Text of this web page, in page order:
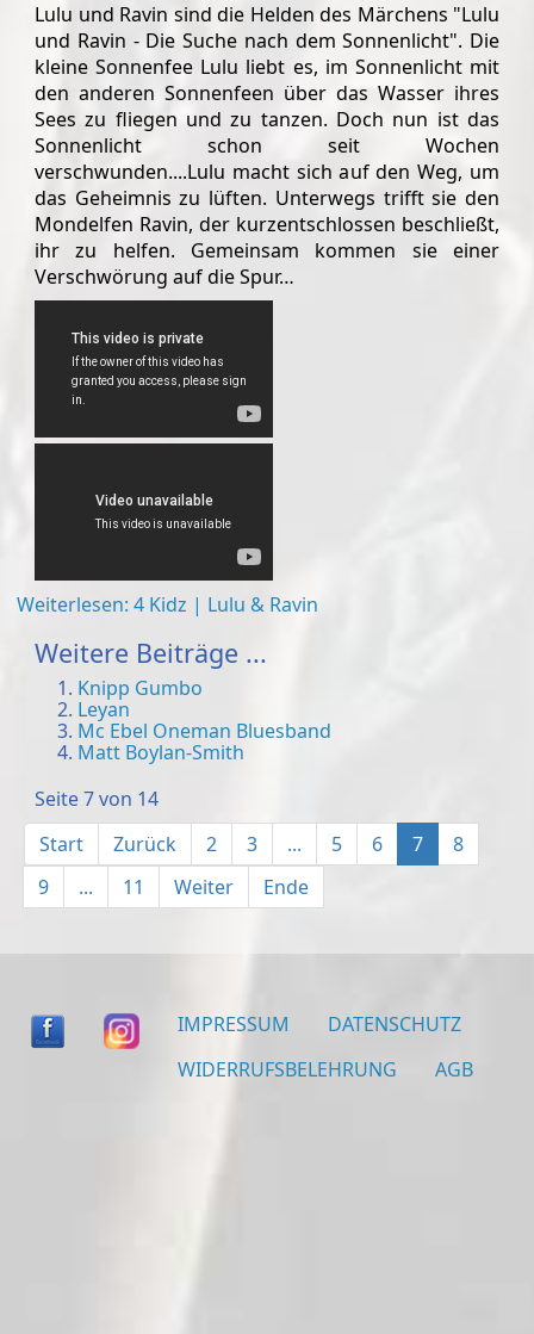
Lulu und Ravin sind die Helden des Märchens "Lulu
und Ravin - Die Suche nach dem Sonnenlicht". Die
kleine Sonnenfee Lulu liebt es, im Sonnenlicht mit
den anderen Sonnenfeen über das Wasser ihres
Sees zu fliegen und zu tanzen. Doch nun ist das
Sonnenlicht schon seit Wochen
verschwunden....Lulu macht sich auf den Weg, um
das Geheimnis zu lüften. Unterwegs trifft sie den
Mondelfen Ravin, der kurzentschlossen beschließt,
ihr zu helfen. Gemeinsam kommen sie einer
Verschwörung auf die Spur…
Weiterlesen: 4 Kidz | Lulu & Ravin
Weitere Beiträge ...
Knipp Gumbo
Leyan
Mc Ebel Oneman Bluesband
Matt Boylan-Smith
Seite 7 von 14
Start
Zurück 2 3 ... 5 6 7
8
9
... 11 Weiter Ende
IMPRESSUM
DATENSCHUTZ
WIDERRUFSBELEHRUNG
AGB